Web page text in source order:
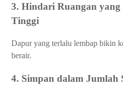
3. Hindari Ruangan yang
Tinggi
Dapur yang terlalu lembap bikin
berair.
4. Simpan dalam Jumlah